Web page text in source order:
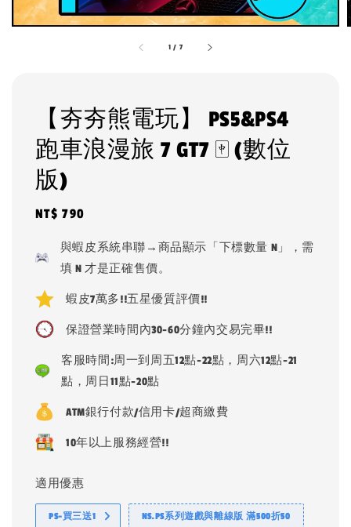
1 / 7
【夯夯熊電玩】 PS5&PS4
跑車浪漫旅 7 GT7 🀄 (數位
版)
Regular
NT$ 790
與蝦皮系統串聯→商品顯示「下標數量 N」，需
填 N 才是正確售價。
蝦皮7萬多!!五星優質評價!!
保證營業時間內30-60分鐘內交易完畢!!
客服時間:周一到周五12點-22點，周六12點-21
點，周日11點-20點
ATM銀行付款/信用卡/超商繳費
10年以上服務經營!!
適用優惠
PS-買三送1 NS.PS系列遊戲與離線版 滿500折50